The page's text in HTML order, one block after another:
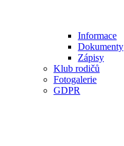
Informace
Dokumenty
Zápisy
Klub rodičů
Fotogalerie
GDPR